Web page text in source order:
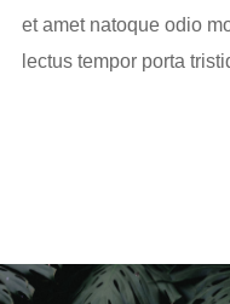
et amet natoque odio
lectus tempor porta